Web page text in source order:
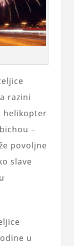
razini
helikopter
–
povoljne
slave
u